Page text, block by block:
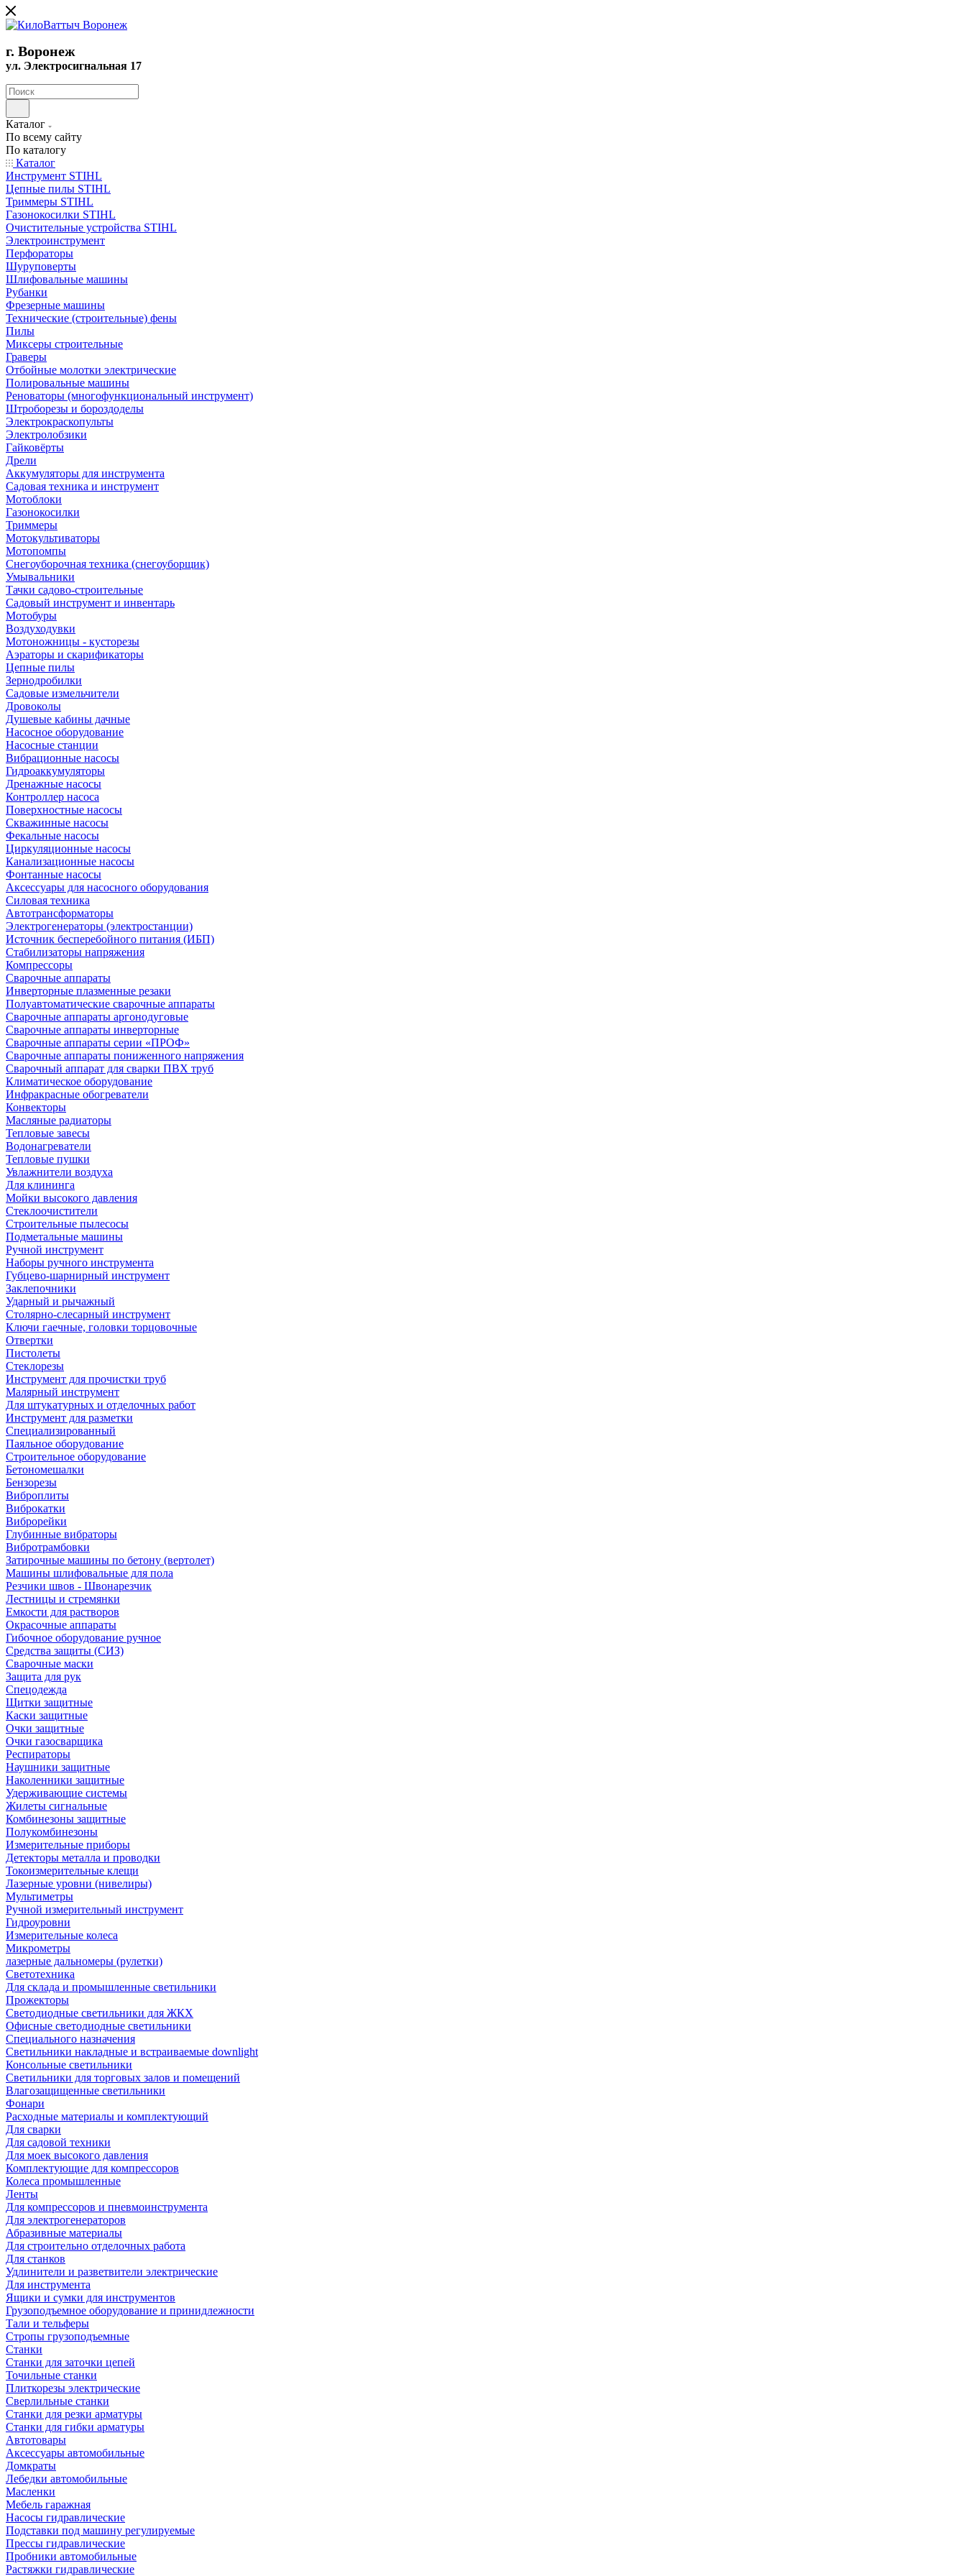
г. Воронеж
ул. Электросигнальная 17
Каталог
По всему сайту
По каталогу
Каталог
Инструмент STIHL
Цепные пилы STIHL
Триммеры STIHL
Газонокосилки STIHL
Очистительные устройства STIHL
Электроинструмент
Перфораторы
Шуруповерты
Шлифовальные машины
Рубанки
Фрезерные машины
Технические (строительные) фены
Пилы
Миксеры строительные
Граверы
Отбойные молотки электрические
Полировальные машины
Реноваторы (многофункциональный инструмент)
Штроборезы и бороздоделы
Электрокраскопульты
Электролобзики
Гайковёрты
Дрели
Аккумуляторы для инструмента
Садовая техника и инструмент
Мотоблоки
Газонокосилки
Триммеры
Мотокультиваторы
Мотопомпы
Снегоуборочная техника (снегоуборщик)
Умывальники
Тачки садово-строительные
Садовый инструмент и инвентарь
Мотобуры
Воздуходувки
Мотоножницы - кусторезы
Аэраторы и скарификаторы
Цепные пилы
Зернодробилки
Садовые измельчители
Дровоколы
Душевые кабины дачные
Насосное оборудование
Насосные станции
Вибрационные насосы
Гидроаккумуляторы
Дренажные насосы
Контроллер насоса
Поверхностные насосы
Скважинные насосы
Фекальные насосы
Циркуляционные насосы
Канализационные насосы
Фонтанные насосы
Аксессуары для насосного оборудования
Силовая техника
Автотрансформаторы
Электрогенераторы (электростанции)
Источник бесперебойного питания (ИБП)
Стабилизаторы напряжения
Компрессоры
Сварочные аппараты
Инверторные плазменные резаки
Полуавтоматические сварочные аппараты
Сварочные аппараты аргонодуговые
Сварочные аппараты инверторные
Сварочные аппараты серии «ПРОФ»
Сварочные аппараты пониженного напряжения
Сварочный аппарат для сварки ПВХ труб
Климатическое оборудование
Инфракрасные обогреватели
Конвекторы
Масляные радиаторы
Тепловые завесы
Водонагреватели
Тепловые пушки
Увлажнители воздуха
Для клининга
Мойки высокого давления
Стеклоочистители
Строительные пылесосы
Подметальные машины
Ручной инструмент
Наборы ручного инструмента
Губцево-шарнирный инструмент
Заклепочники
Ударный и рычажный
Столярно-слесарный инструмент
Ключи гаечные, головки торцовочные
Отвертки
Пистолеты
Стеклорезы
Инструмент для прочистки труб
Малярный инструмент
Для штукатурных и отделочных работ
Инструмент для разметки
Специализированный
Паяльное оборудование
Строительное оборудование
Бетономешалки
Бензорезы
Виброплиты
Виброкатки
Виброрейки
Глубинные вибраторы
Вибротрамбовки
Затирочные машины по бетону (вертолет)
Машины шлифовальные для пола
Резчики швов - Швонарезчик
Лестницы и стремянки
Емкости для растворов
Окрасочные аппараты
Гибочное оборудование ручное
Средства защиты (СИЗ)
Сварочные маски
Защита для рук
Спецодежда
Щитки защитные
Каски защитные
Очки защитные
Очки газосварщика
Респираторы
Наушники защитные
Наколенники защитные
Удерживающие системы
Жилеты сигнальные
Комбинезоны защитные
Полукомбинезоны
Измерительные приборы
Детекторы металла и проводки
Токоизмерительные клещи
Лазерные уровни (нивелиры)
Мультиметры
Ручной измерительный инструмент
Гидроуровни
Измерительные колеса
Микрометры
лазерные дальномеры (рулетки)
Светотехника
Для склада и промышленные светильники
Прожекторы
Светодиодные светильники для ЖКХ
Офисные светодиодные светильники
Специального назначения
Светильники накладные и встраиваемые downlight
Консольные светильники
Светильники для торговых залов и помещений
Влагозащищенные светильники
Фонари
Расходные материалы и комплектующий
Для сварки
Для садовой техники
Для моек высокого давления
Комплектующие для компрессоров
Колеса промышленные
Ленты
Для компрессоров и пневмоинструмента
Для электрогенераторов
Абразивные материалы
Для строительно отделочных работа
Для станков
Удлинители и разветвители электрические
Для инструмента
Ящики и сумки для инструментов
Грузоподъемное оборудование и принидлежности
Тали и тельферы
Стропы грузоподъемные
Станки
Станки для заточки цепей
Точильные станки
Плиткорезы электрические
Сверлильные станки
Станки для резки арматуры
Станки для гибки арматуры
Автотовары
Аксессуары автомобильные
Домкраты
Лебедки автомобильные
Масленки
Мебель гаражная
Насосы гидравлические
Подставки под машину регулируемые
Прессы гидравлические
Пробники автомобильные
Растяжки гидравлические